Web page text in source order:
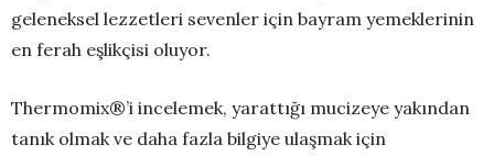
geleneksel lezzetleri sevenler için bayram yemeklerinin
en ferah eşlikçisi oluyor.
Thermomix®’i incelemek, yarattığı mucizeye yakından
tanık olmak ve daha fazla bilgiye ulaşmak için